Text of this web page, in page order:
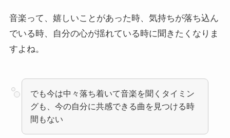
音楽って、嬉しいことがあった時、気持ちが落ち込ん
でいる時、自分の心が揺れている時に聞きたくなりま
すよね。
でも今は中々落ち着いて音楽を聞くタイミン
グも、今の自分に共感できる曲を見つける時
間もない